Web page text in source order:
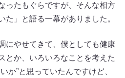
ったもぐらですが、そんな相方
た」と語る一幕がありました。
にやせてきて、僕としても健康
とか、いろいろなことを考えた
か”と思っていたんですけど、